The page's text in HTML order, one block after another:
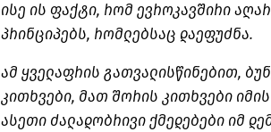
ისე ის ფაქტი, რომ ევროკავშირი
პრინციპებს, რომლებსაც დაეფუძნა.
ამ ყველაფრის გათვალისწინებით,
კითხვები, მათ შორის კითხვები
ასეთი ძალადობრივი ქმედებები იმ